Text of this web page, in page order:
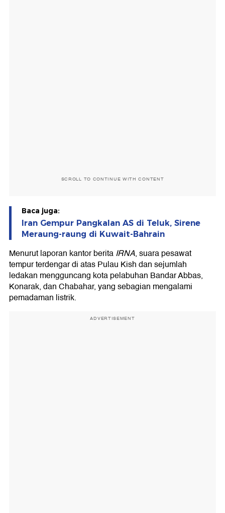
SCROLL TO CONTINUE WITH CONTENT
Baca juga:
Iran Gempur Pangkalan AS di Teluk, Sirene
Meraung-raung di Kuwait-Bahrain
Menurut laporan kantor beritaIRNA, suara pesawat
tempur terdengar di atas Pulau Kish dan sejumlah
ledakan mengguncang kota pelabuhan Bandar Abbas,
Konarak, dan Chabahar, yang sebagian mengalami
pemadaman listrik.
ADVERTISEMENT